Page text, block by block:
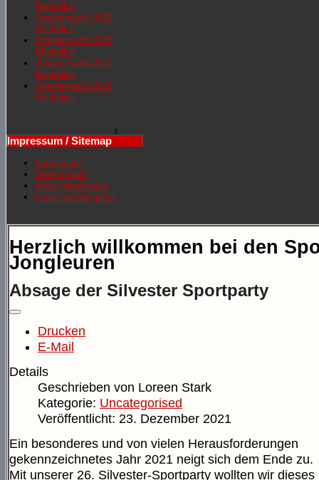
Rückblick
Jongliernacht 2019
Rückblick
Jongliernacht 2018
Rückblick
Jongliernacht 2017
Rückblick
Jongliernacht 2016
Rückblick
Impressum / Sitemap
Impressum
Datenschutz
Inhalt Hauptmenü
Inhalt Sportangebot
Herzlich willkommen bei den
Jongleuren
Absage der Silvester Sportparty
Drucken
E-Mail
Details
Geschrieben von Loreen Stark
Kategorie: Uncategorised
Veröffentlicht: 23. Dezember 2021
Ein besonderes und von vielen Herausforderungen
gekennzeichnetes Jahr 2021 neigt sich dem Ende zu.
Mit unserer 26. Silvester-Sportparty wollten wir dieses